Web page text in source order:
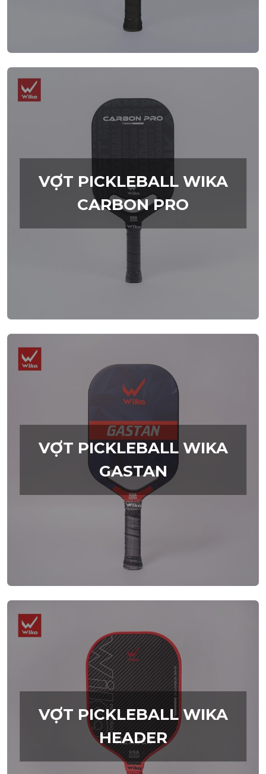
VỢT PICKLEBALL WIKA
CARBON PRO
VỢT PICKLEBALL WIKA
GASTAN
VỢT PICKLEBALL WIKA
HEADER